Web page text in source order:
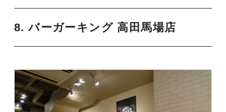
8. バーガーキング 高田馬場店